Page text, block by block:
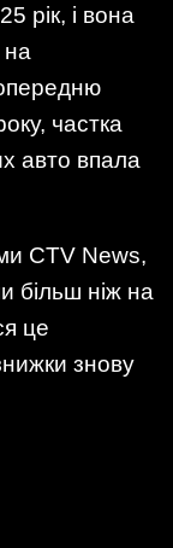
рік, і вона
на
частка
авто впала
CTV News,
більш ніж на
це
знову